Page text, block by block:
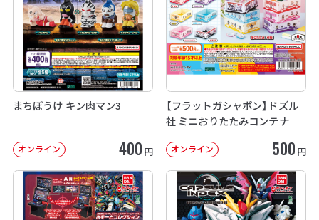
まちぼうけ キン肉マン3
オンライン 400 円
【フラットガシャポン】ドズル
社 ミニおりたたみコンテナ
オンライン 500 円